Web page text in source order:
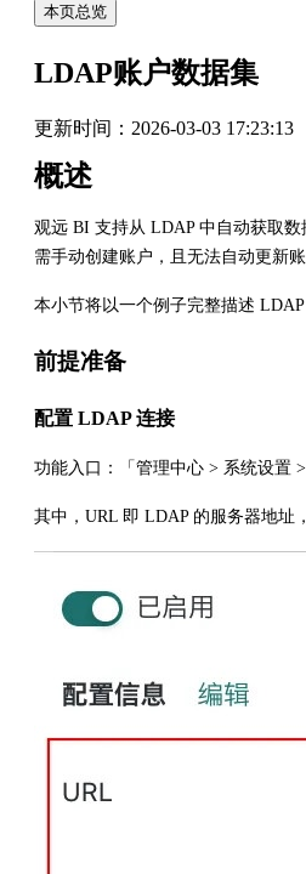
本页总览
LDAP账户数据集
更新时间： 2026-03-03 17:23:13
概述
观远 BI 支持从 LDAP 中自动获取
需手动创建账户，且无法自动更新
本小节将以一个例子完整描述
前提准备
配置 LDAP 连接
功能入口：「管理中心 > 系统设置
其中，URL 即 LDAP 的服务器地址